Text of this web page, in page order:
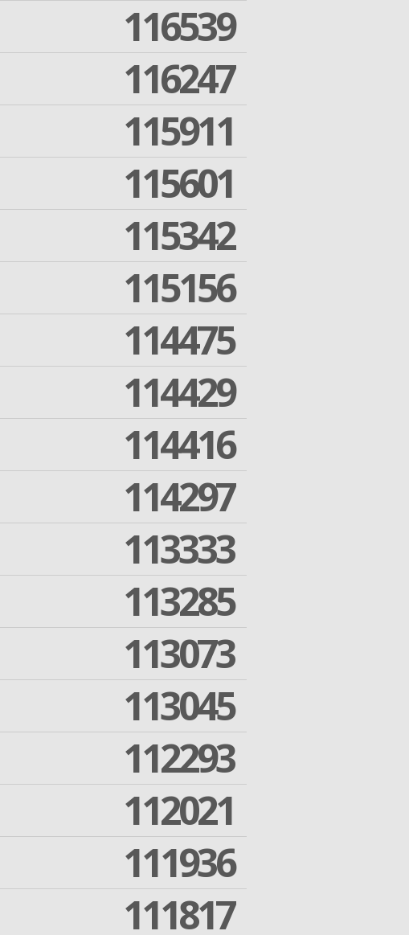
116539
116247
115911
115601
115342
115156
114475
114429
114416
114297
113333
113285
113073
113045
112293
112021
111936
111817